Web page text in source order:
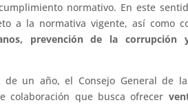
normativo. En este
a la normativa vigente, así como
prevención de la corrupción
de un año, el Consejo General de
colaboración que busca ofrecer